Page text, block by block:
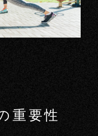
重要性